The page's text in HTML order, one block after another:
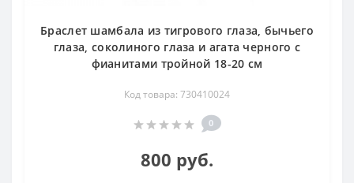
Браслет шамбала из тигрового глаза, бычьего
глаза, соколиного глаза и агата черного с
фианитами тройной 18-20 см
Код товара: 730410024
0
800 руб.